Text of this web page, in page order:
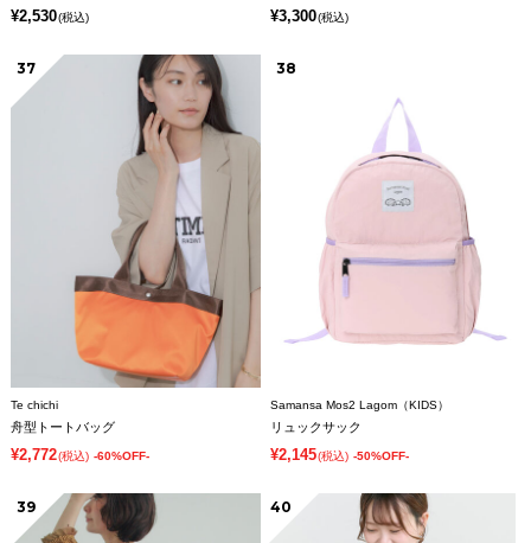
¥2,530(税込) ¥3,300(税込)
37
Te chichi
舟型トートバッグ
¥2,772(税込) -60%OFF-
38
Samansa Mos2 Lagom（KIDS）
リュックサック
¥2,145(税込) -50%OFF-
39 40